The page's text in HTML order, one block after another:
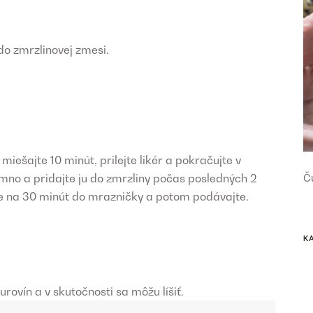
zmrzlinovej zmesi.
10 minút, prilejte likér a pokračujte v
a pridajte ju do zmrzliny počas posledných 2
na 30 minút do mrazničky a potom podávajte.
a v skutočnosti sa môžu líšiť.